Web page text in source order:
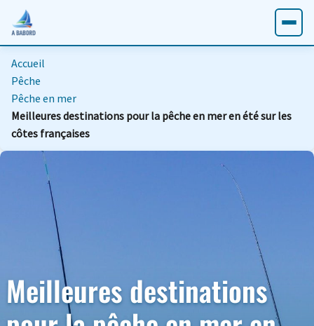
Accueil
Pêche
Pêche en mer
Meilleures destinations pour la pêche en mer en été sur les
côtes françaises
Meilleures destinations